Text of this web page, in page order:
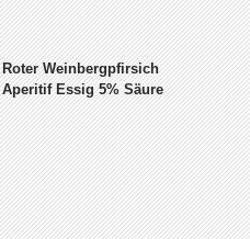
Roter Weinbergpfirsich
Aperitif Essig 5% Säure